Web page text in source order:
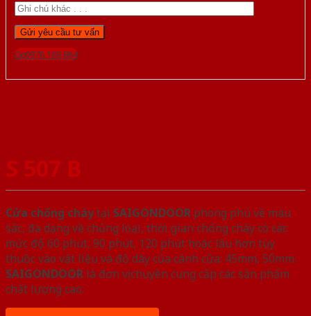
Gọi 0976.169.864
S 507 B
Cửa chống cháytại SAIGONDOOR phong phú về màu
sắc, đa dạng về chủng loại, thời gian chống cháy có các
mức độ 60 phút, 90 phút, 120 phút hoặc lâu hơn tùy
thuộc vào vật liệu và độ dày của cánh cửa: 45mm, 50mm.
SAIGONDOOR là đơn vị chuyên cung cấp các sản phẩm
chất lượng cao.